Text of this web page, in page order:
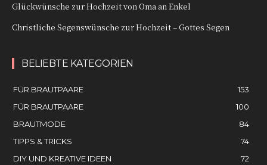
Glückwünsche zur Hochzeit von Oma an Enkel
Christliche Segenswünsche zur Hochzeit – Gottes Segen
BELIEBTE KATEGORIEN
FÜR BRAUTPAARE
153
FÜR BRAUTPAARE
100
BRAUTMODE
84
TIPPS & TRICKS
74
DIY UND KREATIVE IDEEN
72